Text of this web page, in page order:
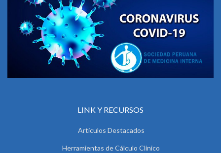
LINK Y RECURSOS
Artículos Destacados
Herramientas de Cálculo Clínico